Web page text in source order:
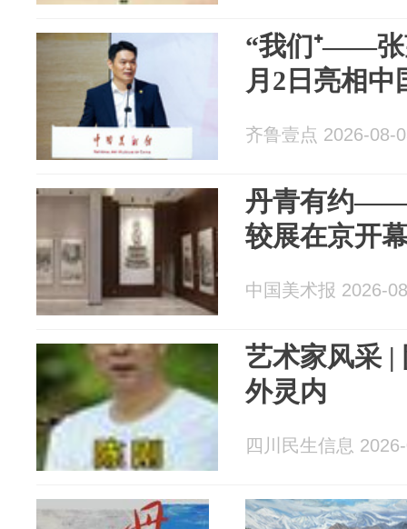
“我们⁺——张
月2日亮相中
齐鲁壹点 2026-08-
丹青有约——
较展在京开
中国美术报 2026-
艺术家风采 |
外灵内
四川民生信息